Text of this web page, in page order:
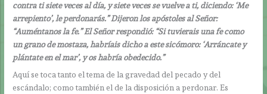
contra ti siete veces al día, y siete veces se vuelve a ti, diciendo: ‘Me
arrepiento’, le perdonarás.” Dijeron los apóstoles al Señor:
“Auméntanos la fe.” El Señor respondió: “Si tuvierais una fe como
un grano de mostaza, habríais dicho a este sicómoro: ‘Arráncate y
plántate en el mar’, y os habría obedecido.”
Aquí se toca tanto el tema de la gravedad del pecado y del
escándalo; como también el de la disposición a perdonar. Es